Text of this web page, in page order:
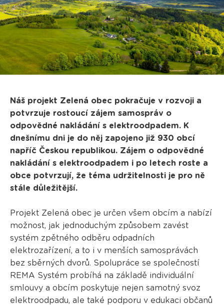
Náš projekt Zelená obec pokračuje v rozvoji a
potvrzuje rostoucí zájem samospráv o
odpovědné nakládání s elektroodpadem. K
dnešnímu dni je do něj zapojeno již 930 obcí
napříč Českou republikou. Zájem o odpovědné
nakládání s elektroodpadem i po letech roste a
obce potvrzují, že téma udržitelnosti je pro ně
stále důležitější.
Projekt Zelená obec je určen všem obcím a nabízí
možnost, jak jednoduchým způsobem zavést
systém zpětného odběru odpadních
elektrozařízení, a to i v menších samosprávách
bez sběrných dvorů. Spolupráce se společností
REMA Systém probíhá na základě individuální
smlouvy a obcím poskytuje nejen samotný svoz
elektroodpadu, ale také podporu v edukaci občanů